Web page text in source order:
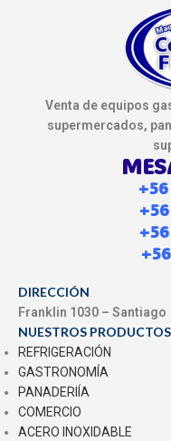
Venta de equipos
supermercados,
DIRECCIÓN
Franklin 1030 – Santiago
NUESTROS PRODUCTOS
REFRIGERACIÓN
GASTRONOMÍA
PANADERIÍA
COMERCIO
ACERO INOXIDABLE